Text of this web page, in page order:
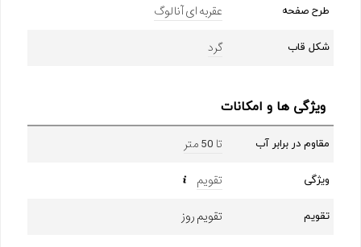
طرح صفحه عقربه ای آنالوگ
شکل قاب گرد
ویژگی ها و امکانات
مقاوم در برابر آب تا 50 متر
ویژگی تقویم
تقویم تقویم روز